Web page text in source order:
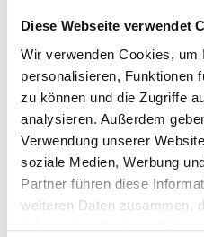
Diese Webseite verwendet
Wir verwenden Cookies, um
personalisieren, Funktionen
zu können und die Zugriffe
analysieren. Außerdem
Verwendung unserer
soziale Medien, Werbung
Partner führen diese
weiteren Daten zusammen,
haben oder die sie im
Weitere Infos
Weitere Radiobeiträge
und Medienabteilung
Mediathek
Teilen & Drucken